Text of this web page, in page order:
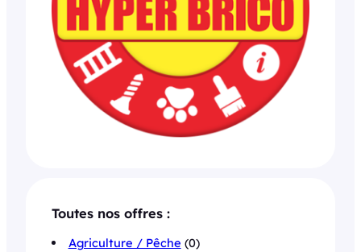
Toutes nos offres :
Agriculture / Pêche (0)